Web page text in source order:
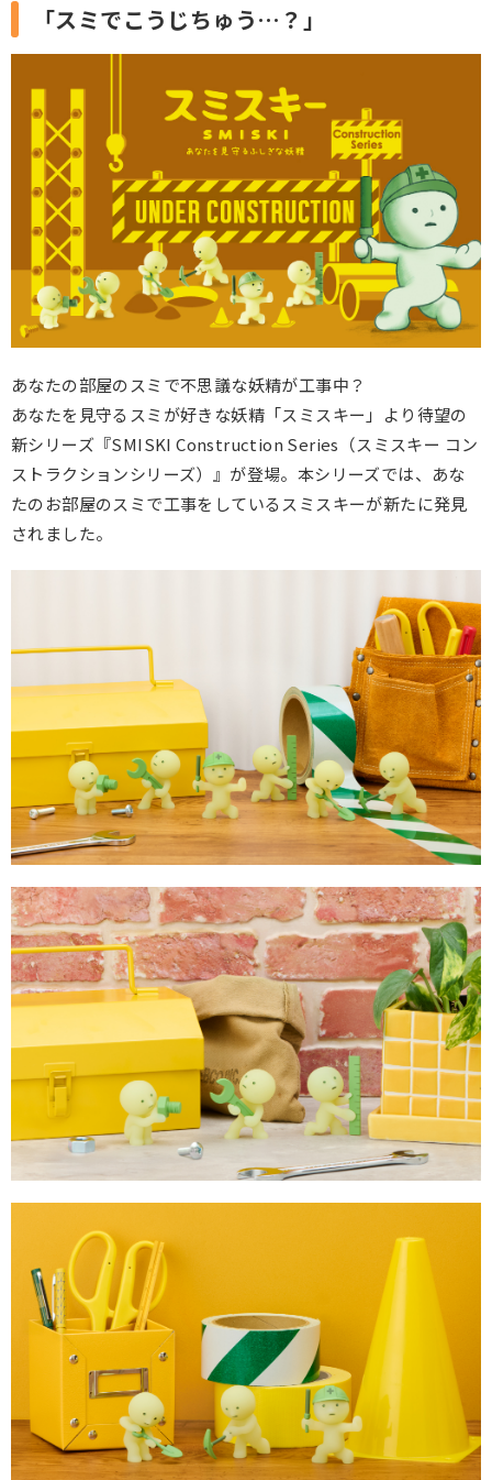
「スミでこうじちゅう…？」
あなたの部屋のスミで不思議な妖精が工事中？
あなたを見守るスミが好きな妖精「スミスキー」より待望の
新シリーズ『SMISKI Construction Series（スミスキー コン
ストラクションシリーズ）』が登場。本シリーズでは、あな
たのお部屋のスミで工事をしているスミスキーが新たに発見
されました。